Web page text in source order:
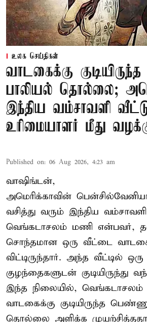
உலக செய்திகள்
வாடகைக்கு
பாலியல் தொல்லை;
இந்திய வம்சாவளி
உரிமையாளர் மீது
Published on: 06 Aug 2026, 4:23 am
வாஷிங்டன்,
அமெரிக்காவின்
வசித்து வரும் இந்திய
வெங்கடாசலம் மணி என்பவர்,
சொந்தமான ஒரு வீட்டை
விட்டிருந்தார். அந்த வீட்டில்
குழந்தைகளுடன் குடியிருந்து
இந்த நிலையில், வெங்கடாசலம்
வாடகைக்கு குடியிருந்த
தொல்லை அளிக்க முயற்சித்ததாக